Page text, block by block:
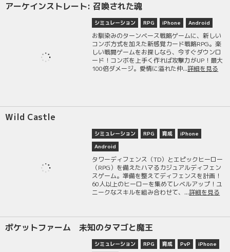
アーケインストレート: 召喚された魂
シミュレーション RPG iPhone Android
お馴染みのターンベース戦略ゲームに、新しい
コンボ方式を加えた新感覚カード戦略RPG。楽
しい戦闘ゲームをお探しなら、今すぐダウンロ
ード！コンボを上手く作れば攻撃力がUP！最大
100倍ダメージ。愛情に溢れた仲...詳細を見る
Wild Castle
シミュレーション RPG 育成
iPhone
Android
タワーディフェンス（TD）とエピックヒーロー
（RPG）を備えたハマるカジュアルディフェン
スゲーム。準備を整えてディフェンスを計画！
60人以上のヒーローを集めてレベルアップ！ユ
ニークなスキルを組み合わせて、...詳細を見る
ポケットファーム 未知のタマゴと魔王
シミュレーション RPG 育成 PvP
iPhone